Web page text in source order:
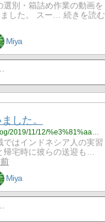
選別・箱詰め作業の動画を
した。 スー… 続きを読む
Miya
した。
ではインドネシア人の実習
帰宅時に彼らの送迎も…
Miya